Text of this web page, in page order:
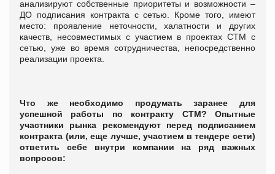
анализируют собственные приоритеты и возможности –
ДО подписания контракта с сетью. Кроме того, имеют
место: проявление неточности, халатности и других
качеств, несовместимых с участием в проектах СТМ с
сетью, уже во время сотрудничества, непосредственно
реализации проекта.
Что же необходимо продумать заранее для
успешной работы по контракту СТМ? Опытные
участники рынка рекомендуют перед подписанием
контракта (или, еще лучше, участием в тендере сети)
ответить себе внутри компании на ряд важных
вопросов: